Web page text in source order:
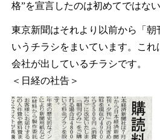
格”を宣言したのは初めてではな
東京新聞はそれより以前から「朝
いうチラシをまいています。これ
会社が出しているチラシです。
＜日経の社告＞